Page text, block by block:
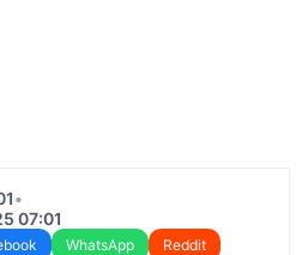
•
07:01
WhatsApp
Reddit